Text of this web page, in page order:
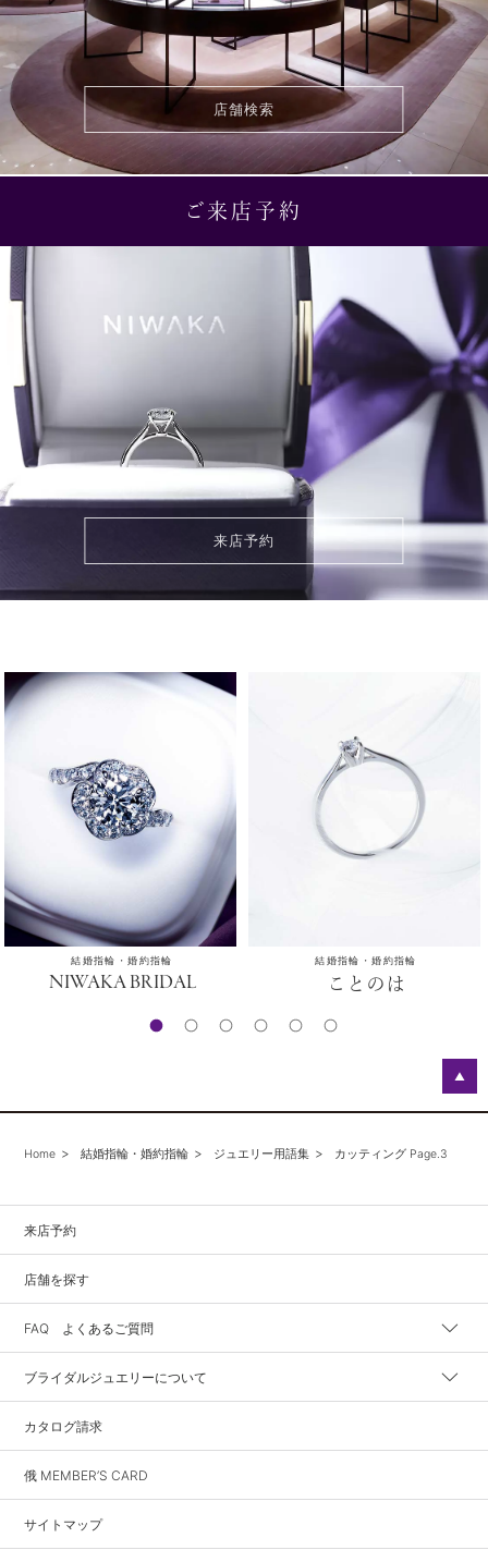
店舗検索
ご来店予約
来店予約
結婚指輪・婚約指輪
NIWAKA BRIDAL
結婚指輪・婚約指輪
ことのは
Home 結婚指輪・婚約指輪 ジュエリー用語集 カッティング Page.3
▲
来店予約
店舗を探す
FAQ よくあるご質問
ブライダルジュエリーについて
カタログ請求
俄 MEMBER’S CARD
サイトマップ